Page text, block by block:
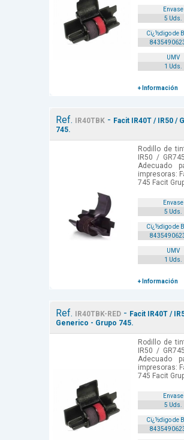
Envase
5 Uds.
Cï¿½digo de
UMV
1 Uds.
+ Información
Ref. IR40TBK- Facit IR40T / IR50 /
745.
Rodillo de
IR50 /
Adecuado
impresoras:
745 Facit
Envase
5 Uds.
Cï¿½digo de
UMV
1 Uds.
+ Información
Ref. IR40TBK-RED- Facit IR40T /
Generico - Grupo 745.
Rodillo de
IR50 /
Adecuado
impresoras:
745 Facit
Envase
5 Uds.
Cï¿½digo de